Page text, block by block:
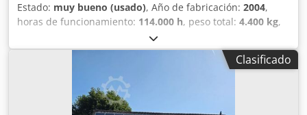
Estado: muy bueno (usado), Año de fabricación: 2004,
horas de funcionamiento: 114.000 h, peso total: 4.400 kg,
250 kW (339,91 CV), caudal volumétrico:
m³/h, presión de funcionamiento:10 bar, Mantenimiento
regular, en excelente estado. Compresor de tornillo Atlas
Copco ZR250, 10bar 46m3/min Sin aceite, refrigerado por
agua. MD600 con secador de adsorción Crsdpfxjrp D Uxe
Afksf Compresor: Fabricante: Atlas Copco Tipo: ZR 250 Año
Clasificado